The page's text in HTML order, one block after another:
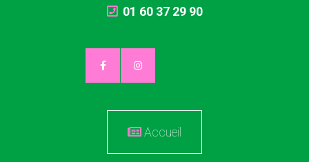
01 60 37 29 90
Accueil